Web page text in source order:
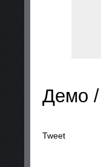
Демо /
Tweet